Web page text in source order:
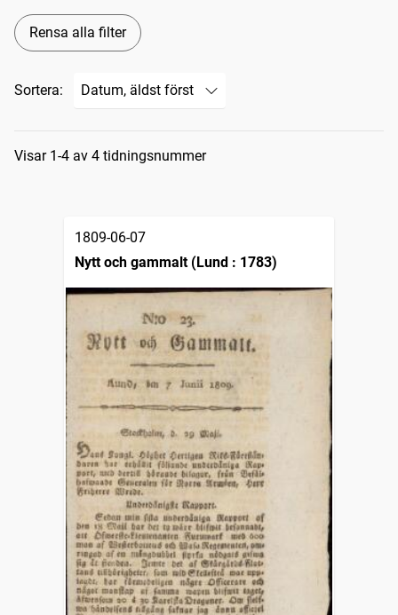
Rensa alla filter
Sortera:
Sökresultat
Visar 1-4 av 4 tidningsnummer
1809-06-07
Nytt och gammalt (Lund : 1783)